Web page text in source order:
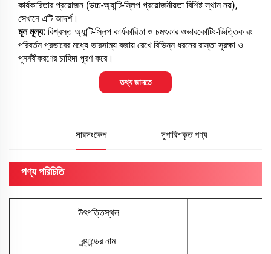
কার্যকারিতার প্রয়োজন (উচ্চ-অ্যান্টি-স্লিপ প্রয়োজনীয়তা বিশিষ্ট স্থান নয়),
সেখানে এটি আদর্শ।
মূল মূল্য: বিশ্বস্ত অ্যান্টি-স্লিপ কার্যকারিতা ও চমৎকার ওভারকোটিং-ভিত্তিক রং
পরিবর্তন প্রভাবের মধ্যে ভারসাম্য বজায় রেখে বিভিন্ন ধরনের রাস্তা সুরক্ষা ও
পুনর্নবীকরণের চাহিদা পূরণ করে।
তথ্য জানতে
সারসংক্ষেপ সুপারিশকৃত পণ্য
পণ্য পরিচিতি
উৎপত্তিস্থল
ব্র্যান্ডের নাম